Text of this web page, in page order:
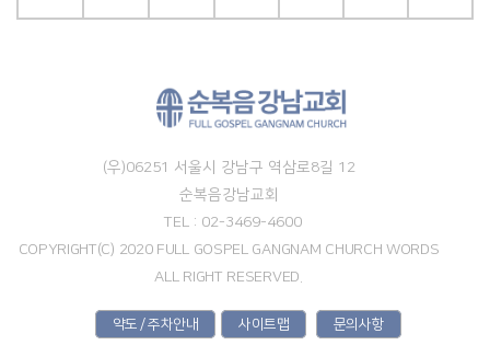
(우)06251 서울시 강남구 역삼로8길 12
순복음강남교회
TEL : 02-3469-4600
COPYRIGHT(C) 2020 FULL GOSPEL GANGNAM CHURCH WORDS
ALL RIGHT RESERVED.
약도 / 주차안내 사이트맵 문의사항